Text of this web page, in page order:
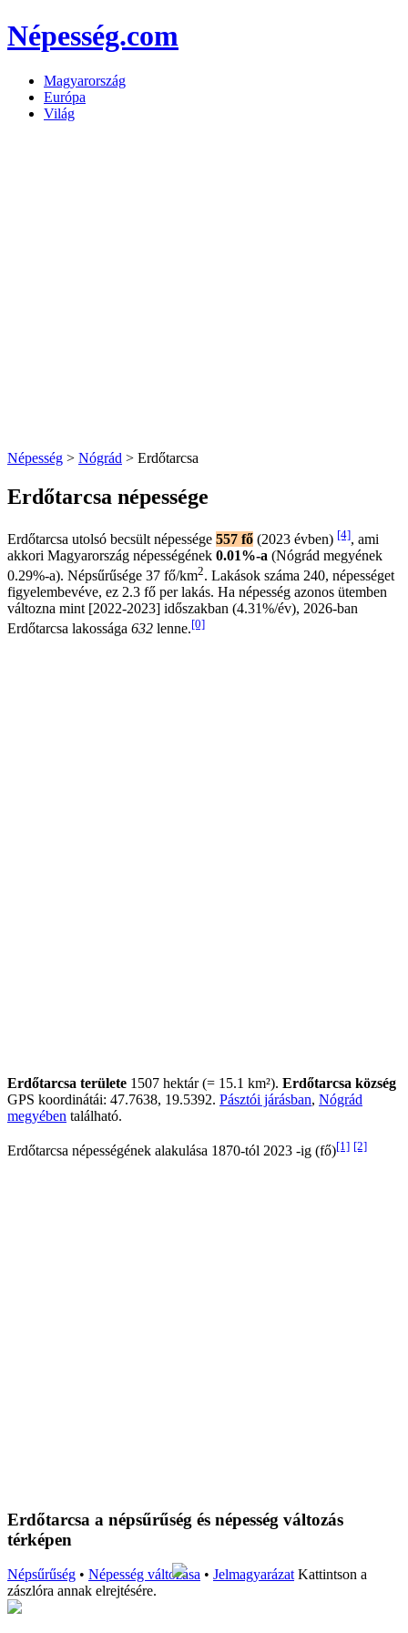
Népesség.com
Magyarország
Európa
Világ
Népesség > Nógrád > Erdőtarcsa
Erdőtarcsa népessége
Erdőtarcsa utolsó becsült népessége 557 fő (2023 évben) [4], ami
akkori Magyarország népességének 0.01%-a (Nógrád megyének
0.29%-a). Népsűrűsége 37 fő/km2. Lakások száma 240, népességet
figyelembevéve, ez 2.3 fő per lakás. Ha népesség azonos ütemben
változna mint [2022-2023] időszakban (4.31%/év), 2026-ban
Erdőtarcsa lakossága 632 lenne.[0]
Erdőtarcsa területe 1507 hektár (= 15.1 km²). Erdőtarcsa község
GPS koordinátái: 47.7638, 19.5392. Pásztói járásban, Nógrád
megyében található.
Erdőtarcsa népességének alakulása 1870-tól 2023 -ig (fő)[1] [2]
Erdőtarcsa a népsűrűség és népesség változás
térképen
Népsűrűség • Népesség változása • JelmagyarázatKattintson a
zászlóra annak elrejtésére.